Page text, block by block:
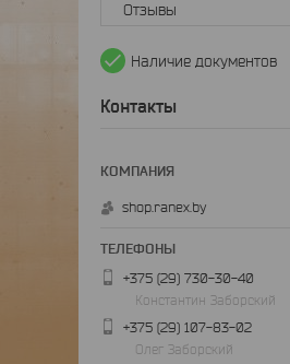
Отзывы
Наличие документов
Контакты
shop.ranex.by
+375 (29) 730-30-40
Константин Заборский
+375 (29) 107-83-02
Олег Заборский